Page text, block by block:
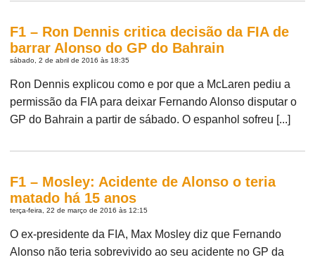
F1 – Ron Dennis critica decisão da FIA de
barrar Alonso do GP do Bahrain
sábado, 2 de abril de 2016 às 18:35
Ron Dennis explicou como e por que a McLaren pediu a
permissão da FIA para deixar Fernando Alonso disputar o
GP do Bahrain a partir de sábado. O espanhol sofreu [...]
F1 – Mosley: Acidente de Alonso o teria
matado há 15 anos
terça-feira, 22 de março de 2016 às 12:15
O ex-presidente da FIA, Max Mosley diz que Fernando
Alonso não teria sobrevivido ao seu acidente no GP da